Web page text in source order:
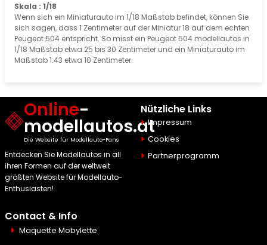
Skala : 1/18
Wenn sich ein Miniaturauto im 1/18 Maßstab befindet, können Sie
sich sagen, dass 1 Zentimeter auf der Miniatur 18 auf dem echten
Peugeot 504 entspricht. So misst ein Peugeot 504 modellautos in
1/18 Maßstab etwa 25 bis 30 Zentimeter und ein Miniaturauto im
Maßstab 1:43 etwa 10 Zentimeter.
Online-
modellautos.at
Die Website für Modellauto-Fans
Entdecken Sie Modellautos in all
ihren Formen auf der weltweit
größten Website für Modellauto-
Enthusiasten!
Nützliche Links
Impressum
Cookies
Partnerprogramm
Contact & Info
Maquette Mobylette